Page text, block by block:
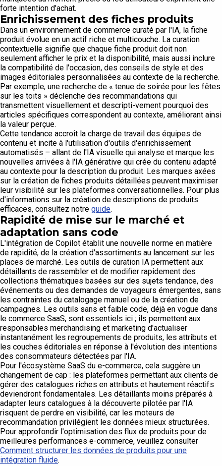
forte intention d'achat.
Enrichissement des fiches produits
Dans un environnement de commerce curaté par l'IA, la fiche
produit évolue en un actif riche et multicouche. La curation
contextuelle signifie que chaque fiche produit doit non
seulement afficher le prix et la disponibilité, mais aussi inclure
la compatibilité de l'occasion, des conseils de style et des
images éditoriales personnalisées au contexte de la recherche.
Par exemple, une recherche de « tenue de soirée pour les fêtes
sur les toits » déclenche des recommandations qui
transmettent visuellement et descripti-vement pourquoi des
articles spécifiques correspondent au contexte, améliorant ainsi
la valeur perçue.
Cette tendance accroît la charge de travail des équipes de
contenu et incite à l'utilisation d'outils d'enrichissement
automatisés – allant de l'IA visuelle qui analyse et marque les
nouvelles arrivées à l'IA générative qui crée du contenu adapté
au contexte pour la description du produit. Les marques axées
sur la création de fiches produits détaillées peuvent maximiser
leur visibilité sur les plateformes conversationnelles. Pour plus
d'informations sur la création de descriptions de produits
efficaces, consultez notre guide.
Rapidité de mise sur le marché et
adaptation sans code
L'intégration de Copilot établit une nouvelle norme en matière
de rapidité, de la création d'assortiments au lancement sur les
places de marché. Les outils de curation IA permettent aux
détaillants de rassembler et de modifier rapidement des
collections thématiques basées sur des sujets tendance, des
événements ou des demandes de voyageurs émergentes, sans
les contraintes du catalogage manuel ou de la création de
campagnes. Les outils sans et faible code, déjà en vogue dans
le commerce SaaS, sont essentiels ici ; ils permettent aux
responsables merchandising et marketing d'actualiser
instantanément les regroupements de produits, les attributs et
les couches éditoriales en réponse à l'évolution des intentions
des consommateurs détectées par l'IA.
Pour l'écosystème SaaS du e-commerce, cela suggère un
changement de cap : les plateformes permettant aux clients de
gérer des catalogues riches en attributs et hautement réactifs
deviendront fondamentales. Les détaillants moins préparés à
adapter leurs catalogues à la découverte pilotée par l'IA
risquent de perdre en visibilité, car les moteurs de
recommandation privilégient les données mieux structurées.
Pour approfondir l'optimisation des flux de produits pour de
meilleures performances e-commerce, veuillez consulter
Comment structurer les données de produits pour une
intégration fluide.